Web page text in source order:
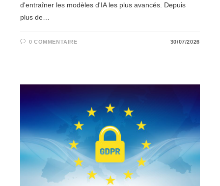
d'entraîner les modèles d'IA les plus avancés. Depuis
plus de…
0 COMMENTAIRE 30/07/2026